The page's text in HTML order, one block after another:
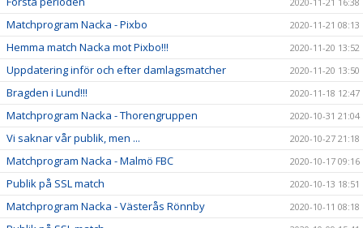
Matchprogram Nacka - Pixbo 2020-11-21 08:13
Hemma match Nacka mot Pixbo!!! 2020-11-20 13:52
Uppdatering inför och efter damlagsmatcher 2020-11-20 13:50
Bragden i Lund!!! 2020-11-18 12:47
Matchprogram Nacka - Thorengruppen 2020-10-31 21:04
Vi saknar vår publik, men ... 2020-10-27 21:18
Matchprogram Nacka - Malmö FBC 2020-10-17 09:16
Publik på SSL match 2020-10-13 18:51
Matchprogram Nacka - Västerås Rönnby 2020-10-11 08:18